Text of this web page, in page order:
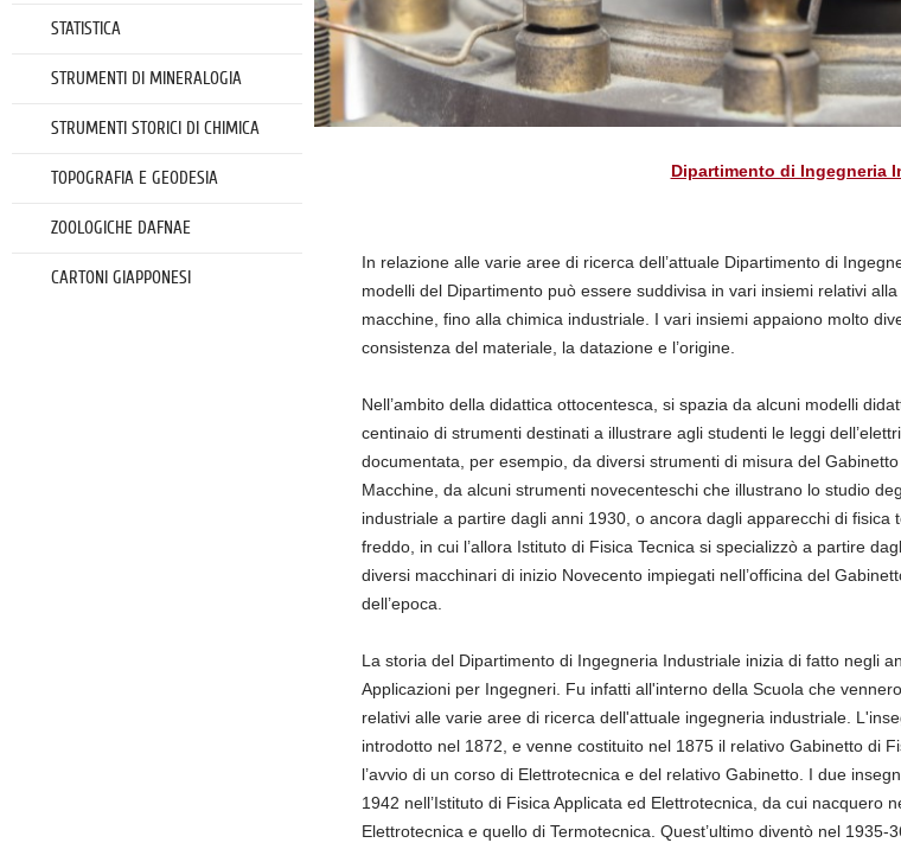
STATISTICA
STRUMENTI DI MINERALOGIA
STRUMENTI STORICI DI CHIMICA
TOPOGRAFIA E GEODESIA
ZOOLOGICHE DAFNAE
CARTONI GIAPPONESI
Dipartimento di Ingegneria
In relazione alle varie aree di ricerca dell’attuale Dipartimento di
modelli del Dipartimento può essere suddivisa in vari insiemi relativi
macchine, fino alla chimica industriale. I vari insiemi appaiono molto
consistenza del materiale, la datazione e l’origine.
Nell’ambito della didattica ottocentesca, si spazia da alcuni modelli
centinaio di strumenti destinati a illustrare agli studenti le leggi
documentata, per esempio, da diversi strumenti di misura del
Macchine, da alcuni strumenti novecenteschi che illustrano lo studio
industriale a partire dagli anni 1930, o ancora dagli apparecchi di
freddo, in cui l’allora Istituto di Fisica Tecnica si specializzò a partire
diversi macchinari di inizio Novecento impiegati nell’officina del
dell’epoca.
La storia del Dipartimento di Ingegneria Industriale inizia di fatto negli
Applicazioni per Ingegneri. Fu infatti all'interno della Scuola che
relativi alle varie aree di ricerca dell'attuale ingegneria industriale.
introdotto nel 1872, e venne costituito nel 1875 il relativo Gabinetto di
l’avvio di un corso di Elettrotecnica e del relativo Gabinetto. I due
1942 nell’Istituto di Fisica Applicata ed Elettrotecnica, da cui nacquero
Elettrotecnica e quello di Termotecnica. Quest’ultimo diventò nel 1935-